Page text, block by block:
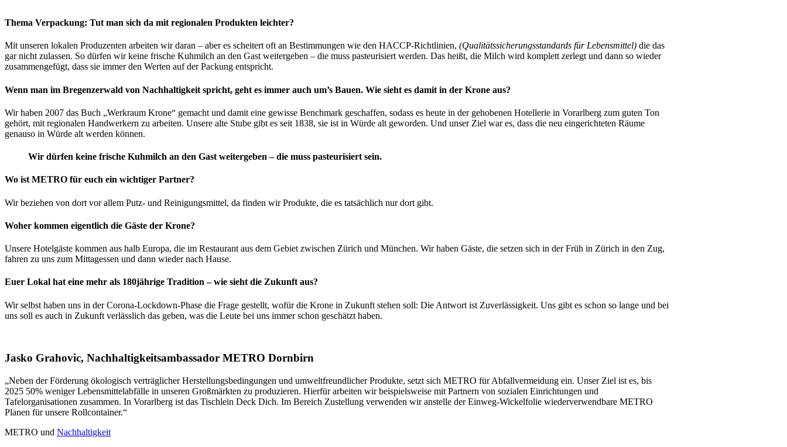
Thema Verpackung: Tut man sich da mit regionalen Produkten leichter?
Mit unseren lokalen Produzenten arbeiten wir daran – aber es scheitert oft an Bestimmungen wie den HACCP-Richtlinien, (Qualitätssicherungsstandards für Lebensmittel) die das
gar nicht zulassen. So dürfen wir keine frische Kuhmilch an den Gast weitergeben – die muss pasteurisiert werden. Das heißt, die Milch wird komplett zerlegt und dann so wieder
zusammengefügt, dass sie immer den Werten auf der Packung entspricht.
Wenn man im Bregenzerwald von Nachhaltigkeit spricht, geht es immer auch um’s Bauen. Wie sieht es damit in der Krone aus?
Wir haben 2007 das Buch „Werkraum Krone“ gemacht und damit eine gewisse Benchmark geschaffen, sodass es heute in der gehobenen Hotellerie in Vorarlberg zum guten Ton
gehört, mit regionalen Handwerkern zu arbeiten. Unsere alte Stube gibt es seit 1838, sie ist in Würde alt geworden. Und unser Ziel war es, dass die neu eingerichteten Räume
genauso in Würde alt werden können.
Wir dürfen keine frische Kuhmilch an den Gast weitergeben – die muss pasteurisiert sein.
Wo ist METRO für euch ein wichtiger Partner?
Wir beziehen von dort vor allem Putz- und Reinigungsmittel, da finden wir Produkte, die es tatsächlich nur dort gibt.
Woher kommen eigentlich die Gäste der Krone?
Unsere Hotelgäste kommen aus halb Europa, die im Restaurant aus dem Gebiet zwischen Zürich und München. Wir haben Gäste, die setzen sich in der Früh in Zürich in den Zug,
fahren zu uns zum Mittagessen und dann wieder nach Hause.
Euer Lokal hat eine mehr als 180jährige Tradition – wie sieht die Zukunft aus?
Wir selbst haben uns in der Corona-Lockdown-Phase die Frage gestellt, wofür die Krone in Zukunft stehen soll: Die Antwort ist Zuverlässigkeit. Uns gibt es schon so lange und bei
uns soll es auch in Zukunft verlässlich das geben, was die Leute bei uns immer schon geschätzt haben.
Jasko Grahovic, Nachhaltigkeitsambassador METRO Dornbirn
„Neben der Förderung ökologisch verträglicher Herstellungsbedingungen und umweltfreundlicher Produkte, setzt sich METRO für Abfallvermeidung ein. Unser Ziel ist es, bis
2025 50% weniger Lebensmittelabfälle in unseren Großmärkten zu produzieren. Hierfür arbeiten wir beispielsweise mit Partnern von sozialen Einrichtungen und
Tafelorganisationen zusammen. In Vorarlberg ist das Tischlein Deck Dich. Im Bereich Zustellung verwenden wir anstelle der Einweg-Wickelfolie wiederverwendbare METRO
Planen für unsere Rollcontainer.“
METRO und Nachhaltigkeit